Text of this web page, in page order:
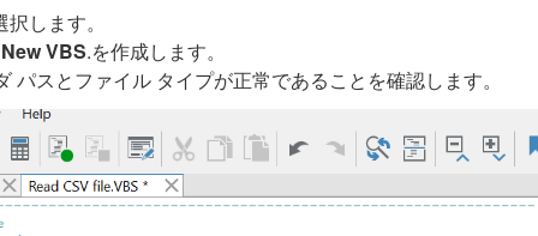
択します。
New VBS.を作成します。
スとファイル タイプが正常であることを確認します。